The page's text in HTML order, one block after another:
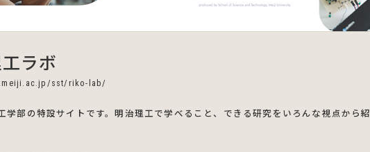
ラボ
sst/riko-lab/
学部の特設サイトです。明治理工で学べること、できる研究をいろんな視点から紹